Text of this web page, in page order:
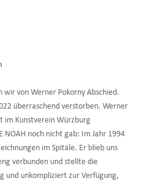
von Werner Pokorny Abschied.
überraschend verstorben. Werner
im Kunstverein Würzburg
NOAH noch nicht gab: Im Jahr 1994
im Spitäle. Er blieb uns
verbunden und stellte die
und unkompliziert zur Verfügung,